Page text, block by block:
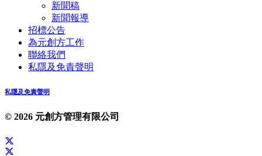
新聞稿
新聞報導
招標公告
為元創方工作
聯絡我們
私隱及免責聲明
私隱及免責聲明
© 2026 元創方管理有限公司